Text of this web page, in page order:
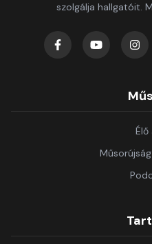
szolgálja hallgatóit.
Élő